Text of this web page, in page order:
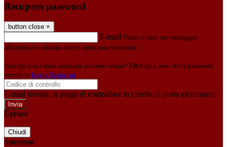
Recupero password
button close ×
E-mail Verrà inviato un messaggio
all'indirizzo indicato con le istruzioni necessarie.
Non hai una e-mail associata al nome utente? Effettua il reset della password
tramite la Login Spaggiari
E-mail inviata, si prega di controllare la casella di posta elettronica!
Errore
Chiudi
Successo